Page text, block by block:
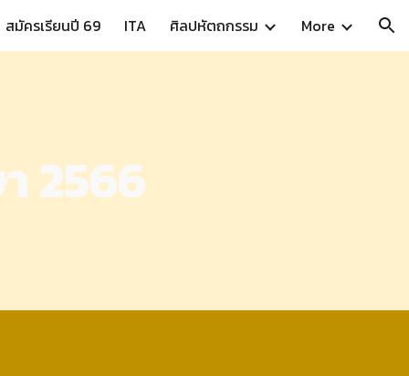
สมัครเรียนปี 69 ITA ศิลปหัตถกรรม More
2566